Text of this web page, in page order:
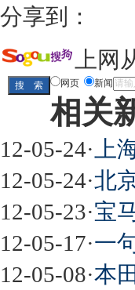
分享到：
上网
网页 新闻
相关
12-05-24· 上
12-05-24·北
12-05-23·宝
12-05-17·一
12-05-08·本